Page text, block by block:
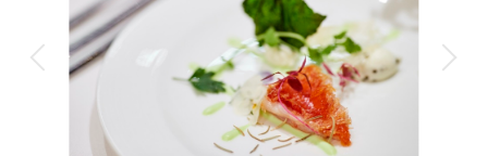
アルバム 10 P データ 50 カット 台紙付写真
衣装追加 会食 挙式
家族と撮影 家族用衣装レンタル ペットと撮影
その他含むもの
小物一式(ネックレス・イヤリング・ベール・グローブ・ヘッドパーツ)、チ